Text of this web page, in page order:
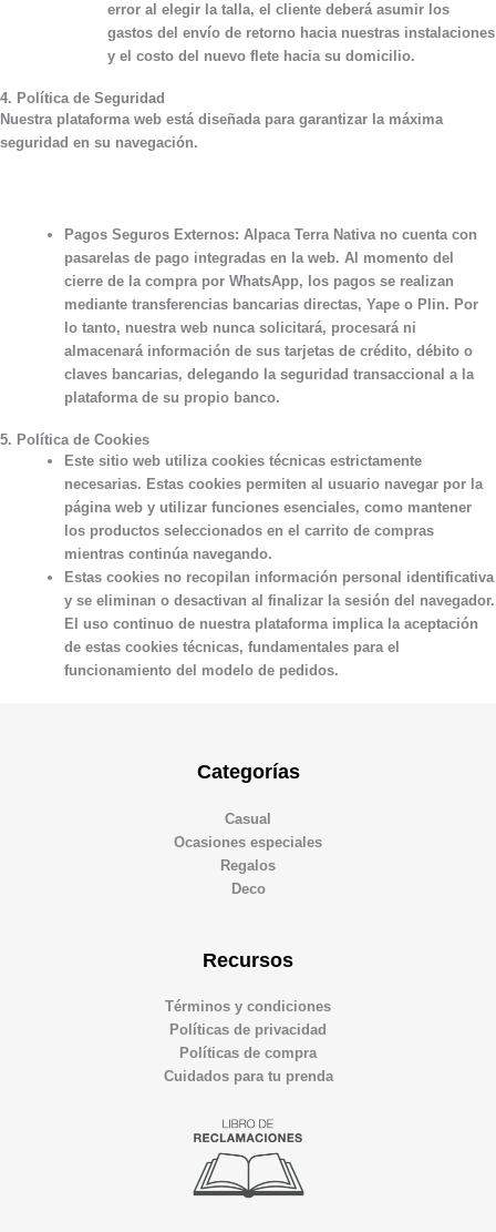
error al elegir la talla, el cliente deberá asumir los
gastos del envío de retorno hacia nuestras instalaciones
y el costo del nuevo flete hacia su domicilio.
4. Política de Seguridad
Nuestra plataforma web está diseñada para garantizar la máxima
seguridad en su navegación.
Pagos Seguros Externos: Alpaca Terra Nativa no cuenta con
pasarelas de pago integradas en la web. Al momento del
cierre de la compra por WhatsApp, los pagos se realizan
mediante transferencias bancarias directas, Yape o Plin. Por
lo tanto, nuestra web nunca solicitará, procesará ni
almacenará información de sus tarjetas de crédito, débito o
claves bancarias, delegando la seguridad transaccional a la
plataforma de su propio banco.
5. Política de Cookies
Este sitio web utilizacookies técnicas estrictamente
necesarias. Estas cookies permiten al usuario navegar por la
página web y utilizar funciones esenciales, como mantener
los productos seleccionados en el carrito de compras
mientras continúa navegando.
Estas cookies no recopilan información personal identificativa
y se eliminan o desactivan al finalizar la sesión del navegador.
El uso continuo de nuestra plataforma implica la aceptación
de estas cookies técnicas, fundamentales para el
funcionamiento del modelo de pedidos.
Categorías
Casual
Ocasiones especiales
Regalos
Deco
Recursos
Términos y condiciones
Políticas de privacidad
Políticas de compra
Cuidados para tu prenda